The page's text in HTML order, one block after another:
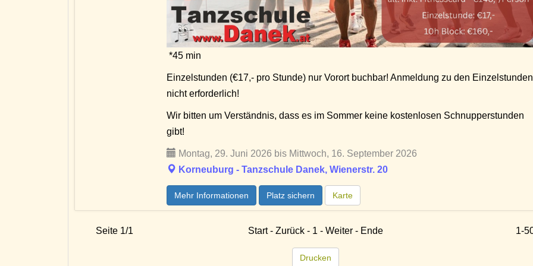
*45 min
Einzelstunden (€17,- pro Stunde) nur Vorort buchbar! Anmeldung zu den Einzelstunden
nicht erforderlich!
Wir bitten um Verständnis, dass es im Sommer keine kostenlosen Schnupperstunden
gibt!
Montag, 29. Juni 2026 bis Mittwoch, 16. September 2026
Korneuburg - Tanzschule Danek, Wienerstr. 20
Mehr Informationen Platz sichern Karte
Seite 1/1 Start - Zurück - 1 - Weiter - Ende 1-
Drucken